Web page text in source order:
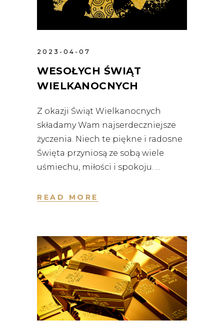
2023-04-07
WESOŁYCH ŚWIĄT
WIELKANOCNYCH
Z okazji Świąt Wielkanocnych
składamy Wam najserdeczniejsze
życzenia. Niech te piękne i radosne
Święta przyniosą ze sobą wiele
uśmiechu, miłości i spokoju.
READ MORE